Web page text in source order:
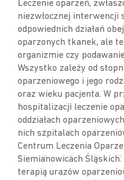
Leczenie oparzeń,
niezwłocznej interwencji
odpowiednich działań
oparzonych tkanek, ale
organizmie czy
Wszystko zależy od
oparzeniowego i jego
oraz wieku pacjenta. W
hospitalizacji leczenie
oddziałach
nich szpitalach
Centrum Leczenia
Siemianowicach
terapią urazów